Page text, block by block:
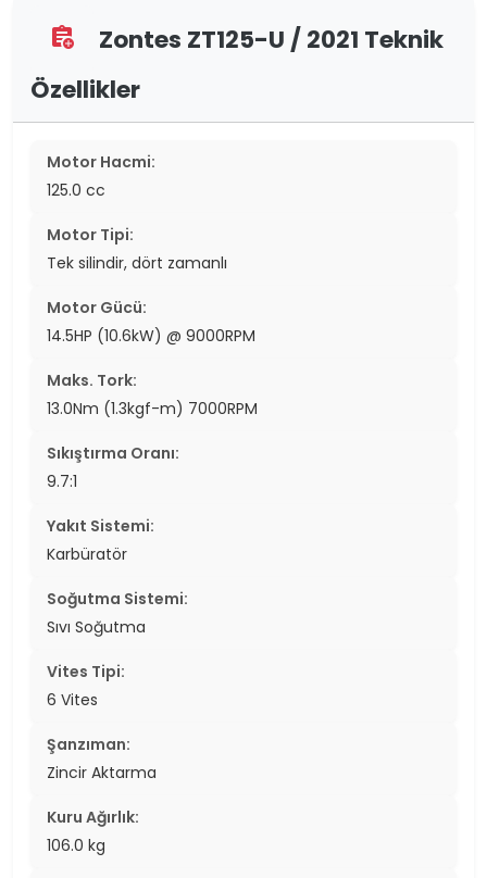
assignment_add
Zontes ZT125-U / 2021 Teknik
Özellikler
Motor Hacmi:
125.0 cc
Motor Tipi:
Tek silindir, dört zamanlı
Motor Gücü:
14.5HP (10.6kW) @ 9000RPM
Maks. Tork:
13.0Nm (1.3kgf-m) 7000RPM
Sıkıştırma Oranı:
9.7:1
Yakıt Sistemi:
Karbüratör
Soğutma Sistemi:
Sıvı Soğutma
Vites Tipi:
6 Vites
Şanzıman:
Zincir Aktarma
Kuru Ağırlık:
106.0 kg